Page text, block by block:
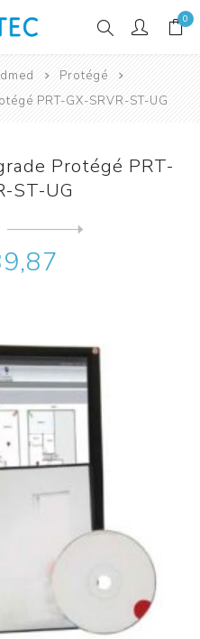
0
Protégé
PRT-GX-SRVR-ST-UG
Protégé PRT-
ST-UG